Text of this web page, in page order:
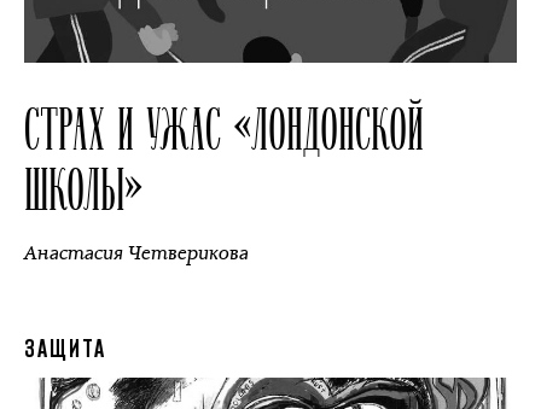
СТРАХ И УЖАС «ЛОНДОНСКОЙ
ШКОЛЫ»
Анастасия Четверикова
ЗАЩИТА